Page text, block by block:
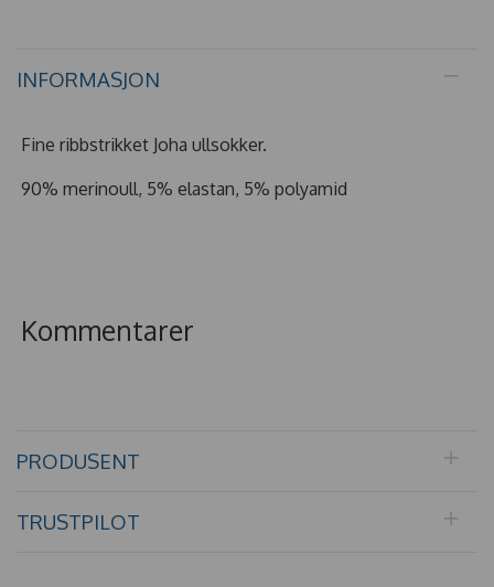
INFORMASJON
Fine ribbstrikket Joha ullsokker.
90% merinoull, 5% elastan, 5% polyamid
Kommentarer
PRODUSENT
TRUSTPILOT